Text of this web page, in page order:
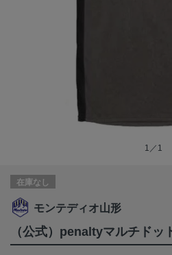
1／1
在庫なし
モンテディオ山形
（公式）penaltyマルチドッ